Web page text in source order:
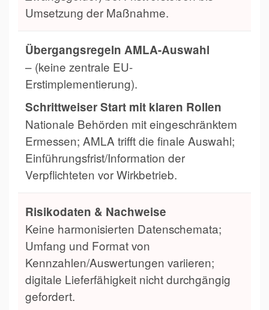
Umsetzung der Maßnahme.
Übergangsregeln AMLA-Auswahl
– (keine zentrale EU-
Erstimplementierung).
Schrittweiser Start mit klaren Rollen
Nationale Behörden mit eingeschränktem
Ermessen; AMLA trifft die finale Auswahl;
Einführungsfrist/Information der
Verpflichteten vor Wirkbetrieb.
Risikodaten & Nachweise
Keine harmonisierten Datenschemata;
Umfang und Format von
Kennzahlen/Auswertungen variieren;
digitale Lieferfähigkeit nicht durchgängig
gefordert.